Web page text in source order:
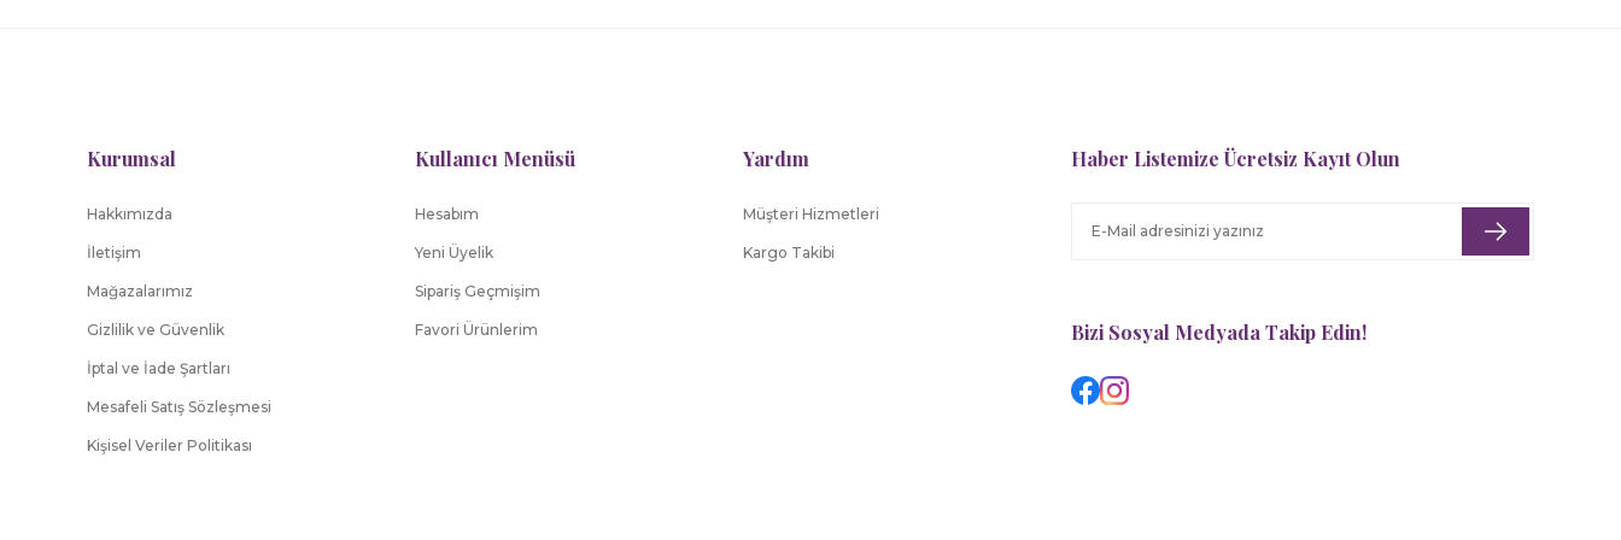
Kurumsal
Hakkımızda
İletişim
Mağazalarımız
Gizlilik ve Güvenlik
İptal ve İade Şartları
Mesafeli Satış Sözleşmesi
Kişisel Veriler Politikası
Kullanıcı Menüsü
Hesabım
Yeni Üyelik
Sipariş Geçmişim
Favori Ürünlerim
Yardım
Müşteri Hizmetleri
Kargo Takibi
Haber Listemize Ücretsiz Kayıt Olun
Bizi Sosyal Medyada Takip Edin!